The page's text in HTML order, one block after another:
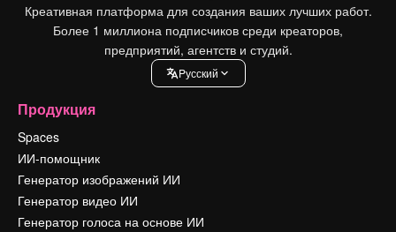
Креативная платформа для создания ваших лучших работ.
Более 1 миллиона подписчиков среди креаторов,
предприятий, агентств и студий.
Pусский
Продукция
Spaces
ИИ-помощник
Генератор изображений ИИ
Генератор видео ИИ
Генератор голоса на основе ИИ